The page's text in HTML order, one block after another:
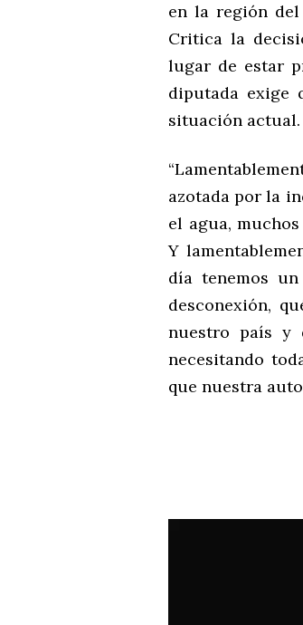
en la región
Critica la
lugar de estar
diputada exige
situación actual.
azotada por la
el agua,
Y
día tenemos
desconexión,
nuestro país y
necesitando
que nuestra